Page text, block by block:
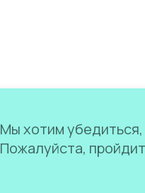
Мы хотим
Пожалуйста,